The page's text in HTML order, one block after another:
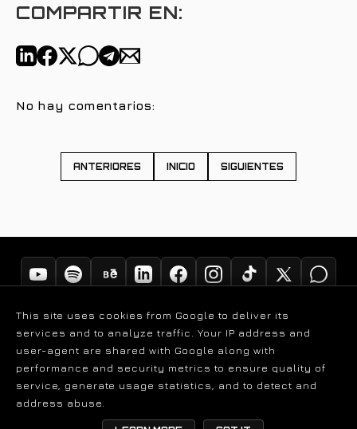
COMPARTIR EN:
No hay comentarios:
ANTERIORES INICIO SIGUIENTES
© DANIEL BALAGUER
AVISO LEGAL | MAPA WEB
This site uses cookies from Google to deliver its
services and to analyze traffic. Your IP address and
user-agent are shared with Google along with
performance and security metrics to ensure quality of
service, generate usage statistics, and to detect and
address abuse.